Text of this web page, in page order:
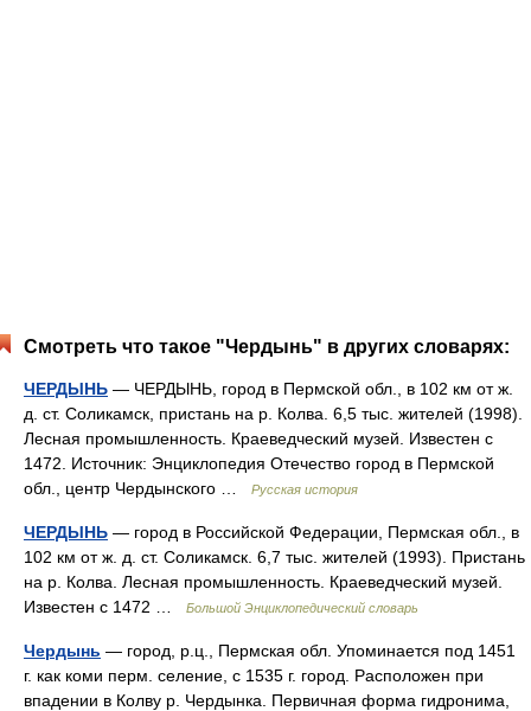
Смотреть что такое "Чердынь" в других словарях:
ЧЕРДЫНЬ — ЧЕРДЫНЬ, город в Пермской обл., в 102 км от ж.
д. ст. Соликамск, пристань на р. Колва. 6,5 тыс. жителей (1998).
Лесная промышленность. Краеведческий музей. Известен с
1472. Источник: Энциклопедия Отечество город в Пермской
обл., центр Чердынского …
Русская история
ЧЕРДЫНЬ — город в Российской Федерации, Пермская обл., в
102 км от ж. д. ст. Соликамск. 6,7 тыс. жителей (1993). Пристань
на р. Колва. Лесная промышленность. Краеведческий музей.
Известен с 1472 …
Большой Энциклопедический словарь
Чердынь — город, р.ц., Пермская обл. Упоминается под 1451
г. как коми перм. селение, с 1535 г. город. Расположен при
впадении в Колву р. Чердынка. Первичная форма гидронима,